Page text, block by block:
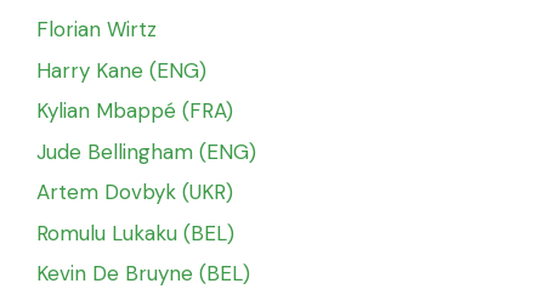
Florian Wirtz
Harry Kane (ENG)
Kylian Mbappé (FRA)
Jude Bellingham (ENG)
Artem Dovbyk (UKR)
Romulu Lukaku (BEL)
Kevin De Bruyne (BEL)